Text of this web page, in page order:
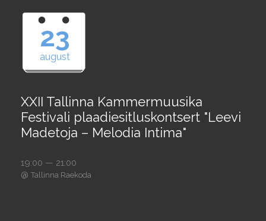
23
august
XXII Tallinna Kammermuusika
Festivali plaadiesitluskontsert "Leevi
Madetoja – Melodia Intima"
19:00 — 21:00
@ Tallinna Raekoda